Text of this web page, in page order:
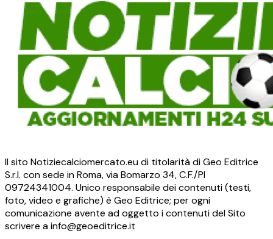
Il sito Notiziecalciomercato.eu di titolarità di Geo Editrice
S.r.l. con sede in Roma, via Bomarzo 34, C.F./PI
09724341004. Unico responsabile dei contenuti (testi,
foto, video e grafiche) è Geo Editrice; per ogni
comunicazione avente ad oggetto i contenuti del Sito
scrivere a info@geoeditrice.it